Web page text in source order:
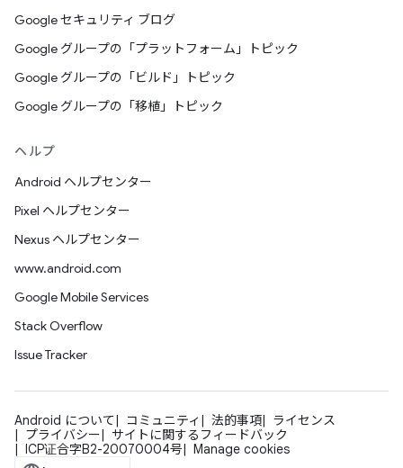
Google セキュリティ ブログ
Google グループの「プラットフォーム」トピック
Google グループの「ビルド」トピック
Google グループの「移植」トピック
ヘルプ
Android ヘルプセンター
Pixel ヘルプセンター
Nexus ヘルプセンター
www.android.com
Google Mobile Services
Stack Overflow
Issue Tracker
Android について コミュニティ 法的事項
ライセンス
プライバシー
サイトに関するフィードバック
ICP证合字B2-20070004号
Manage cookies